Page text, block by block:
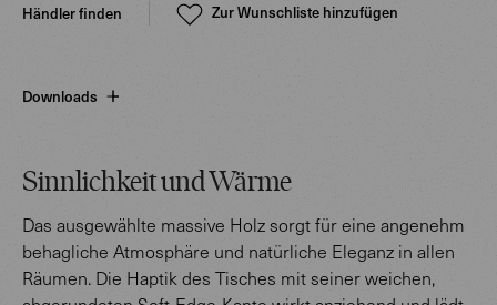
Händler finden Zur Wunschliste hinzufügen
Downloads
Sinnlichkeit und Wärme
Das ausgewählte massive Holz sorgt für eine angenehm
behagliche Atmosphäre und natürliche Eleganz in allen
Räumen. Die Haptik des Tisches mit seiner weichen,